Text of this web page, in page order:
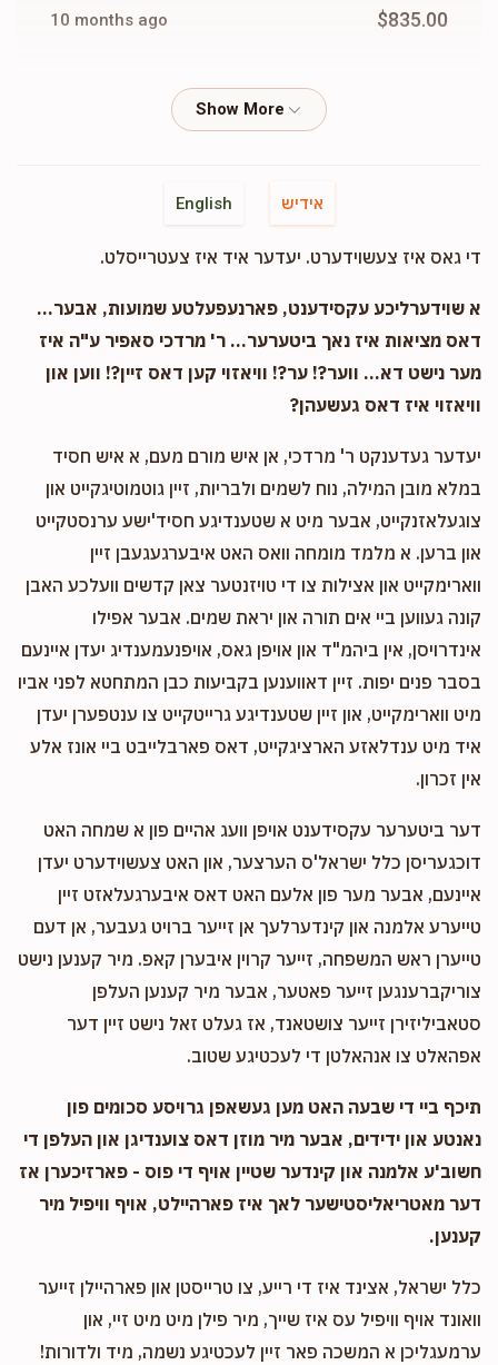
10 months ago $835.00
Phone DonationChiam Yida Lorincz
Phone DonationChiam Yida Lorincz
Phone DonationChiam Yida Lorincz
11 months ago $26.00
Chiam Yida Lorincz
English אידיש
די גאס איז צעשוידערט. יעדער איד איז צעטרייסלט.
א שוידערליכע עקסידענט, פארנעפעלטע שמועות, אבער...
דאס מציאות איז נאך ביטערער... ר' מרדכי סאפיר ע"ה איז
מער נישט דא... ווער?! ער?! וויאזוי קען דאס זיין?! ווען און
וויאזוי איז דאס געשעהן?
יעדער געדענקט ר' מרדכי, אן איש מורם מעם, א איש חסיד
במלא מובן המילה, נוח לשמים ולבריות, זיין גוטמוטיגקייט און
צוגעלאזנקייט, אבער מיט א שטענדיגע חסיד'ישע ערנסטקייט
און ברען. א מלמד מומחה וואס האט איבערגעגעבן זיין
ווארימקייט און אצילות צו די טויזנטער צאן קדשים וועלכע האבן
קונה געווען ביי אים תורה און יראת שמים. אבער אפילו
אינדרויסן, אין ביהמ"ד און אויפן גאס, אויפנעמענדיג יעדן איינעם
בסבר פנים יפות. זיין דאווענען בקביעות כבן המתחטא לפני אביו
מיט ווארימקייט, און זיין שטענדיגע גרייטקייט צו ענטפערן יעדן
איד מיט ענדלאזע הארציגקייט, דאס פארבלייבט ביי אונז אלע
אין זכרון.
דער ביטערער עקסידענט אויפן וועג אהיים פון א שמחה האט
דוכגעריסן כלל ישראל'ס הערצער, און האט צעשוידערט יעדן
איינעם, אבער מער פון אלעם האט דאס איבערגעלאזט זיין
טייערע אלמנה און קינדערלעך אן זייער ברויט געבער, אן דעם
טייערן ראש המשפחה, זייער קרוין איבערן קאפ. מיר קענען נישט
צוריקברענגען זייער פאטער, אבער מיר קענען העלפן
סטאביליזירן זייער צושטאנד, אז געלט זאל נישט זיין דער
אפהאלט צו אנהאלטן די לעכטיגע שטוב.
תיכף ביי די שבעה האט מען געשאפן גרויסע סכומים פון
נאנטע און ידידים, אבער מיר מוזן דאס צוענדיגן און העלפן די
חשוב'ע אלמנה און קינדער שטיין אויף די פוס - פארזיכערן אז
דער מאטריאליסטישער לאך איז פארהיילט, אויף וויפיל מיר
קענען.
כלל ישראל, אצינד איז די רייע, צו טרייסטן און פארהיילן זייער
וואונד אויף וויפיל עס איז שייך, מיר פילן מיט מיט זיי, און
ערמעגליכן א המשכה פאר זיין לעכטיגע נשמה, מיד ולדורות!